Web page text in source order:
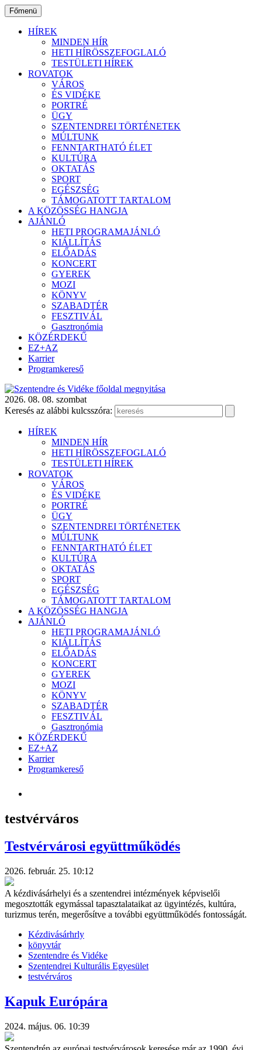
Ugrás
a
tartalomhoz
Főmenü
HÍREK
MINDEN HÍR
HETI HÍRÖSSZEFOGLALÓ
TESTÜLETI HÍREK
ROVATOK
VÁROS
ÉS VIDÉKE
PORTRÉ
ÜGY
SZENTENDREI TÖRTÉNETEK
MÚLTUNK
FENNTARTHATÓ ÉLET
KULTÚRA
OKTATÁS
SPORT
EGÉSZSÉG
TÁMOGATOTT TARTALOM
A KÖZÖSSÉG HANGJA
AJÁNLÓ
HETI PROGRAMAJÁNLÓ
KIÁLLÍTÁS
ELŐADÁS
KONCERT
GYEREK
MOZI
KÖNYV
SZABADTÉR
FESZTIVÁL
Gasztronómia
KÖZÉRDEKŰ
EZ+AZ
Karrier
Programkereső
2026. 08. 08. szombat
Keresés az alábbi kulcsszóra:
HÍREK
MINDEN HÍR
HETI HÍRÖSSZEFOGLALÓ
TESTÜLETI HÍREK
ROVATOK
VÁROS
ÉS VIDÉKE
PORTRÉ
ÜGY
SZENTENDREI TÖRTÉNETEK
MÚLTUNK
FENNTARTHATÓ ÉLET
KULTÚRA
OKTATÁS
SPORT
EGÉSZSÉG
TÁMOGATOTT TARTALOM
A KÖZÖSSÉG HANGJA
AJÁNLÓ
HETI PROGRAMAJÁNLÓ
KIÁLLÍTÁS
ELŐADÁS
KONCERT
GYEREK
MOZI
KÖNYV
SZABADTÉR
FESZTIVÁL
Gasztronómia
KÖZÉRDEKŰ
EZ+AZ
Karrier
Programkereső
testvérváros
Testvérvárosi együttműködés
2026. február. 25. 10:12
A kézdivásárhelyi és a szentendrei intézmények képviselői
megosztották egymással tapasztalataikat az ügyintézés, kultúra,
turizmus terén, megerősítve a további együttműködés fontosságát.
Kézdivásárhrly
könyvtár
Szentendre és Vidéke
Szentendrei Kulturális Egyesület
testvérváros
Kapuk Európára
2024. május. 06. 10:39